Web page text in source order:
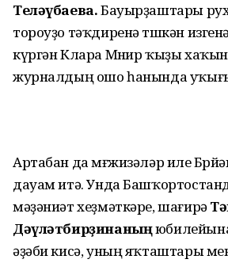
Теләүбаева.Бауырҙаштары
тороуҙо тәҡдиренә төшкән
күргән Клара Мөнир ҡыҙы
журналдың ошо һанында
Артабан да мөғжизәләр иле
дауам итә. Унда
мәҙәниәт хеҙмәткәре, шағирә
Дәүләтбирҙинаның
әҙәби кисә, уның яҡташтары